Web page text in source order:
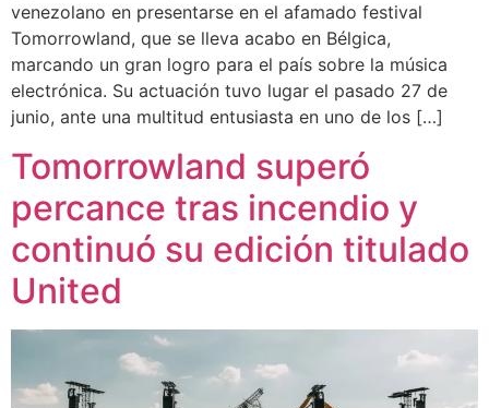
venezolano en presentarse en el afamado festival
Tomorrowland, que se lleva acabo en Bélgica,
marcando un gran logro para el país sobre la música
electrónica. Su actuación tuvo lugar el pasado 27 de
junio, ante una multitud entusiasta en uno de los […]
Tomorrowland superó
percance tras incendio y
continuó su edición titulado
United